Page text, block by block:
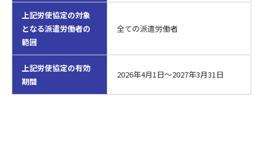
上記労使協定の対象
となる派遣労働者の
範囲
全ての派遣労働者
上記労使協定の有効
期間
2026年4月1日～2027年3月31日